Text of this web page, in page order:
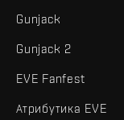
Gunjack
Gunjack 2
EVE Fanfest
Атрибутика EVE